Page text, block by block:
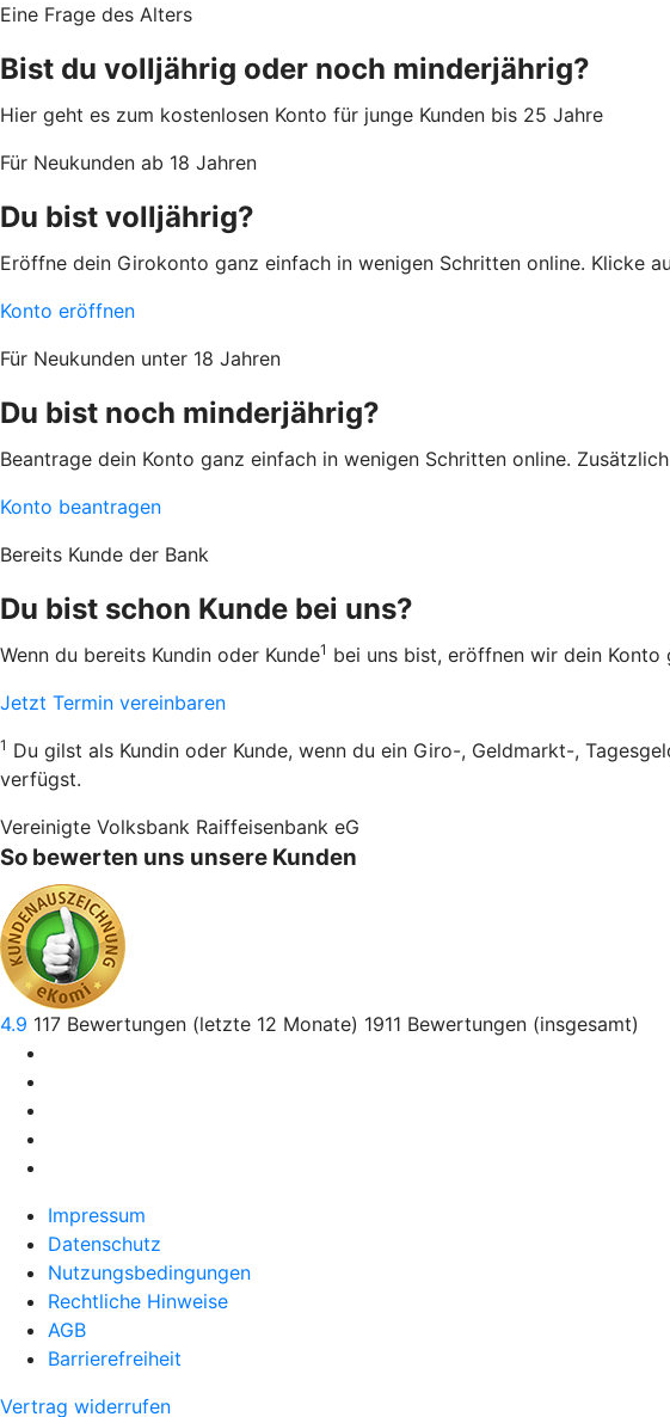
Eine Frage des Alters
Bist du volljährig oder noch minderjährig?
Hier geht es zum kostenlosen Konto für junge Kunden bis 25 Jahre
Für Neukunden ab 18 Jahren
Du bist volljährig?
Eröffne dein Girokonto ganz einfach in wenigen Schritten online. Klicke
Konto eröffnen
Für Neukunden unter 18 Jahren
Du bist noch minderjährig?
Beantrage dein Konto ganz einfach in wenigen Schritten online.
Konto beantragen
Bereits Kunde der Bank
Du bist schon Kunde bei uns?
Wenn du bereits Kundin oder Kunde1 bei uns bist, eröffnen wir dein Konto
Jetzt Termin vereinbaren
1 Du gilst als Kundin oder Kunde, wenn du ein Giro-, Geldmarkt-,
verfügst.
Vereinigte Volksbank Raiffeisenbank eG
So bewerten uns unsere Kunden
4.9 117 Bewertungen (letzte 12 Monate) 1911 Bewertungen (insgesamt)
Impressum
Datenschutz
Nutzungsbedingungen
Rechtliche Hinweise
AGB
Barrierefreiheit
Vertrag widerrufen